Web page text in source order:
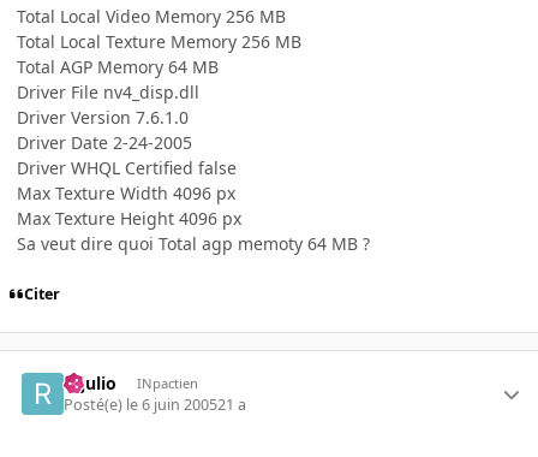
Total Local Video Memory 256 MB
Total Local Texture Memory 256 MB
Total AGP Memory 64 MB
Driver File nv4_disp.dll
Driver Version 7.6.1.0
Driver Date 2-24-2005
Driver WHQL Certified false
Max Texture Width 4096 px
Max Texture Height 4096 px
Sa veut dire quoi Total agp memoty 64 MB ?
Citer
rejulio INpactien
Posté(e) le 6 juin 200521 a